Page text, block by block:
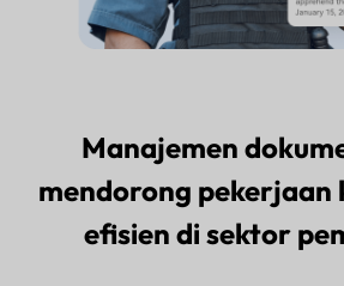
Manajemen
mendorong pekerjaan
efisien di sektor